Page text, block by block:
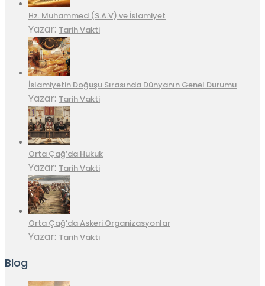
Hz. Muhammed (S.A.V) ve İslamiyet
Yazar: Tarih Vakti
İslamiyetin Doğuşu Sırasında Dünyanın Genel Durumu
Yazar: Tarih Vakti
Orta Çağ’da Hukuk
Yazar: Tarih Vakti
Orta Çağ’da Askeri Organizasyonlar
Yazar: Tarih Vakti
Blog